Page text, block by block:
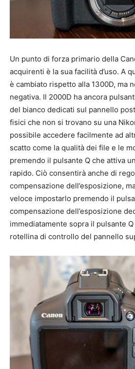
Un punto di forza primario della
acquirenti è la sua facilità d’uso. A
è cambiato rispetto alla 1300D, ma
negativa. Il 2000D ha ancora
del bianco dedicati sul pannello
fisici che non si trovano su una
possibile accedere facilmente ad
scatto come la qualità dei file e le
premendo il pulsante Q che attiva
rapido. Ciò consentirà anche di
compensazione dell’esposizione,
veloce impostarlo premendo il
compensazione dell’esposizione
immediatamente sopra il pulsante
rotellina di controllo del pannello